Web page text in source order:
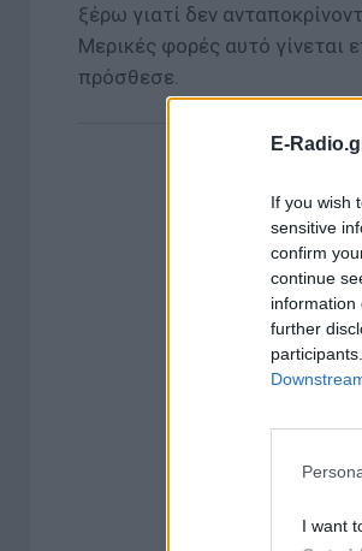
E-
If you wish
sensitive
confirm
continue
information
further
I want
ξέρω γιατί δεν
Μερικές φορές αυτό γίνεται
πρόσθεσε.